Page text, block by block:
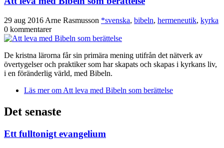
29 aug 2016 Arne Rasmusson *svenska, bibeln, hermeneutik, kyrka
0 kommentarer
De kristna lärorna får sin primära mening utifrån det nätverk av
övertygelser och praktiker som har skapats och skapas i kyrkans liv,
i en föränderlig värld, med Bibeln.
Läs merom Att leva med Bibeln som berättelse
Det senaste
Ett fulltonigt evangelium